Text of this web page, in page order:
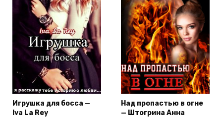
Игрушка для босса —
Iva La Rey
Над пропастью в огне
— Штогрина Анна